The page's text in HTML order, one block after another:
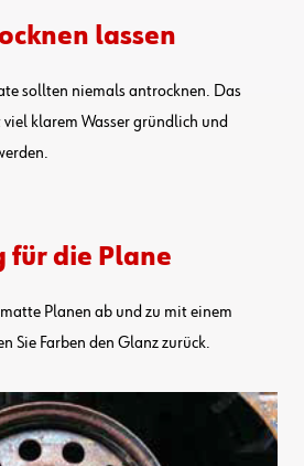
lassen
sollten niemals antrocknen. Das
klarem Wasser gründlich und
für die Plane
Planen ab und zu mit einem
Sie Farben den Glanz zurück.